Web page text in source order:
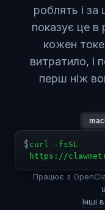
роблять і
показує це в
кожен
витратило, і
перш ніж
$ curl -fsSL
https://
Працює з
Інші